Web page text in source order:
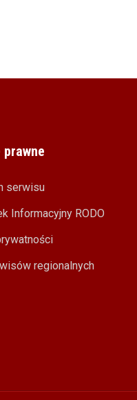
serwisu
Informacyjny RODO
regionalnych